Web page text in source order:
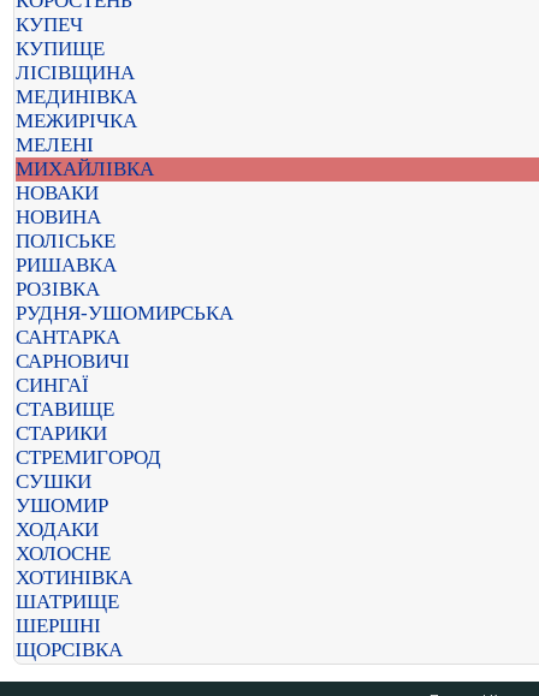
КУПЕЧ
КУПИЩЕ
ЛІСІВЩИНА
МЕДИНІВКА
МЕЖИРІЧКА
МЕЛЕНІ
МИХАЙЛІВКА
НОВАКИ
НОВИНА
ПОЛІСЬКЕ
РИШАВКА
РОЗІВКА
РУДНЯ-УШОМИРСЬКА
САНТАРКА
САРНОВИЧІ
СИНГАЇ
СТАВИЩЕ
СТАРИКИ
СТРЕМИГОРОД
СУШКИ
УШОМИР
ХОДАКИ
ХОЛОСНЕ
ХОТИНІВКА
ШАТРИЩЕ
ШЕРШНІ
ЩОРСІВКА